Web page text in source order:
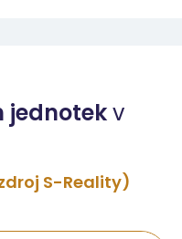
jednotekv
S-Reality)